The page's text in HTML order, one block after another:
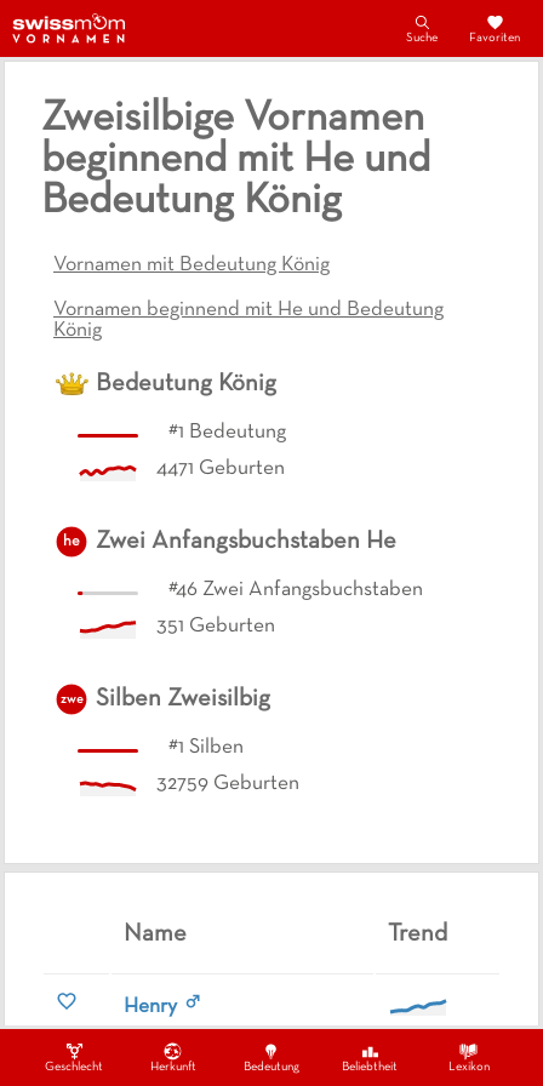
Geschlecht Herkunft Bedeutung Beliebtheit Lexikon
Suche Favoriten
Zweisilbige Vornamen
beginnend mit He und
Bedeutung König
Vornamen mit Bedeutung König
Vornamen beginnend mit He und Bedeutung
König
Bedeutung König
#1 Bedeutung
4471 Geburten
he Zwei Anfangsbuchstaben He
#46 Zwei Anfangsbuchstaben
351 Geburten
zwe Silben Zweisilbig
#1 Silben
32759 Geburten
Name Trend
Henry
Henri